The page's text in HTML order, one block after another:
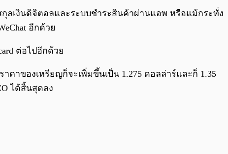
กุลเงินดิจิตอลและระบบชำระสินค้าผ่านแอพ หรือแม้กระทั่ง
อีกด้วย
ต่อไปอีกด้วย
คาของเหรียญก็จะเพิ่มขึ้นเป็น 1.275 ดอลล่าร์และก็ 1.35
ได้สิ้นสุดลง